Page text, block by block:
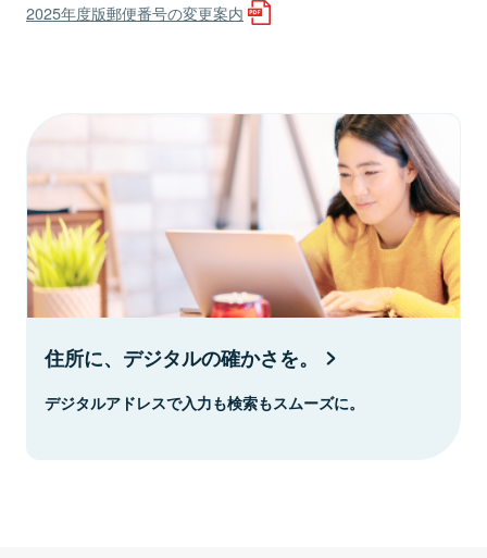
2025年度版郵便番号の変更案内
住所に、デジタルの確かさを。
デジタルアドレスで入力も検索もスムーズに。